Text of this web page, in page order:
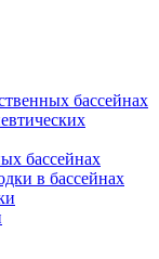
бассейнах
бассейнах
в бассейнах